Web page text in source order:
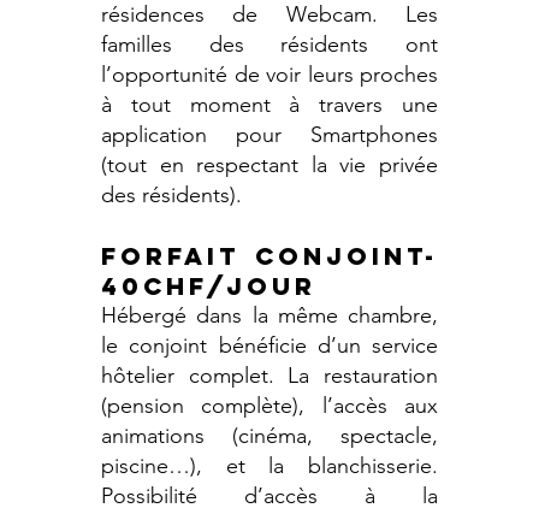
résidences de Webcam. Les
familles des résidents ont
l’opportunité de voir leurs proches
à tout moment à travers une
application pour Smartphones
(tout en respectant la vie privée
des résidents).
FORFAIT CONJOINT-
40CHF/JOUR
Hébergé dans la même chambre,
le conjoint bénéficie d’un service
hôtelier complet. La restauration
(pension complète), l’accès aux
animations (cinéma, spectacle,
piscine…), et la blanchisserie.
Possibilité d’accès à la